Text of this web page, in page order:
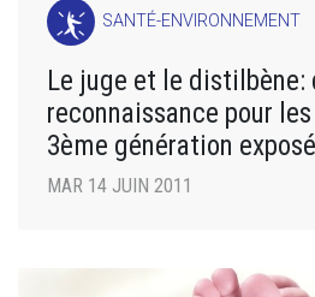
SANTÉ-ENVIRONNEMENT
Le juge et le distilbène:
reconnaissance pour
3ème génération
MAR 14 JUIN 2011